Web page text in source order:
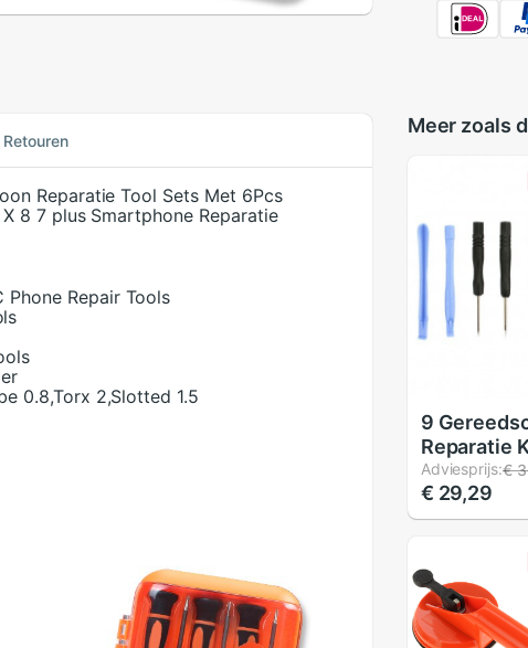
Retouren
Reparatie Tool Sets Met 6Pcs
8 7 plus Smartphone Reparatie
Repair Tools
0.8,Torx 2,Slotted 1.5
Meer zoals
9
Reparatie
Voor
Mobiele
Iphone 7
Adviesprijs:€
€ 29,29